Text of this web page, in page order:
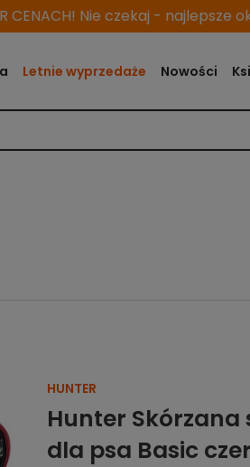
CENACH! Nie czekaj - najlepsze
Letnie wyprzedaże Nowości
HUNTER
Hunter
dla psa Basic